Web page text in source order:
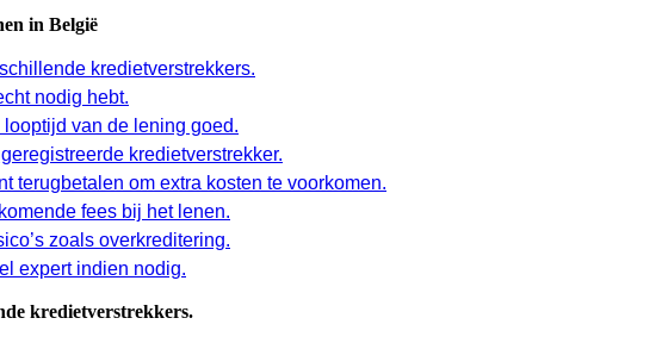
in België
kredietverstrekkers.
nodig hebt.
van de lening goed.
kredietverstrekker.
terugbetalen om extra kosten te voorkomen.
fees bij het lenen.
zoals overkreditering.
expert indien nodig.
kredietverstrekkers.